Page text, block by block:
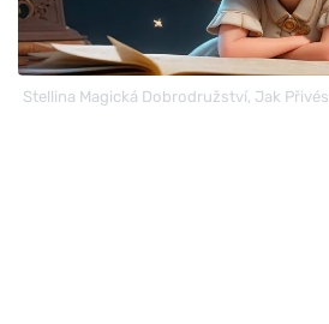
Stellina Magická Dobrodružství, Jak